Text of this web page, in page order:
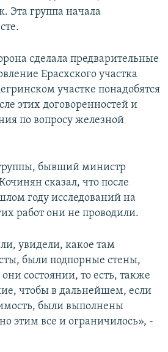
Эта группа начала
сделала предварительные
Ерасхского участка
участке понадобятся
этих договоренностей и
по вопросу железной
бывший министр
сказал, что после
году исследований на
работ они не проводили.
увидели, какое там
были подпорные стены,
состоянии, то есть, также
чтобы в дальнейшем, если
были выполнены
этим все и ограничилось», -